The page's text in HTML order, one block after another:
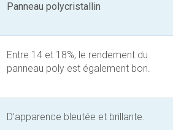
Panneau polycristallin
Entre 14 et 18%, le rendement du
panneau poly est également bon.
D’apparence bleutée et brillante.